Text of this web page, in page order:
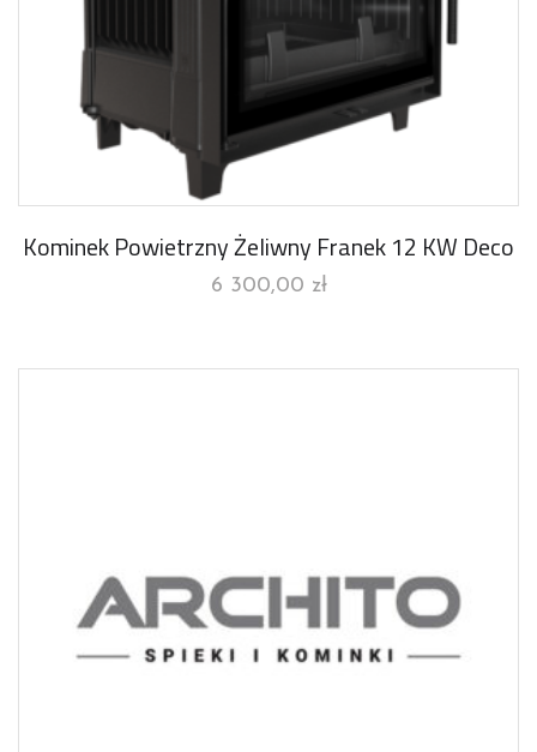
Kominek Powietrzny Żeliwny Franek 12 KW Deco
6 300,00 zł